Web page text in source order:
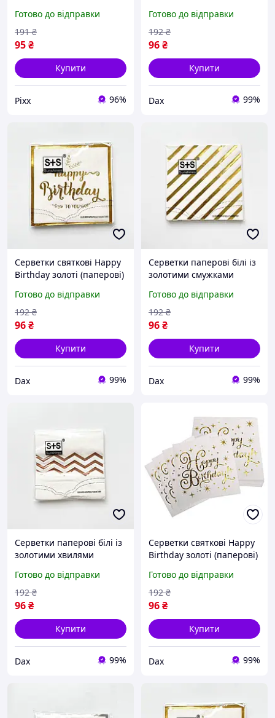
народження,
сервірування столу pix
Готово до відправки
95₴
191 ₴
Купити
Pixx 96%
народження,
сервірування столу,
декору свята dax
Готово до відправки
96₴
192 ₴
Купити
Dax 99%
Серветки святкові Happy
Birthday золоті (паперові)
народження,
сервірування столу,
декору свята dax
Готово до відправки
96₴
192 ₴
Купити
Dax 99%
Серветки паперові білі із
золотими смужками
сервірування столу, дня
народження, весілля,
вечірки dax
Готово до відправки
96₴
192 ₴
Купити
Dax 99%
Серветки паперові білі із
золотими хвилями
сервірування столу, дня
народження, весілля,
вечірки dax
Готово до відправки
96₴
192 ₴
Купити
Dax 99%
Серветки святкові Happy
Birthday золоті (паперові)
народження,
сервірування столу dax
Готово до відправки
96₴
192 ₴
Купити
Dax 99%